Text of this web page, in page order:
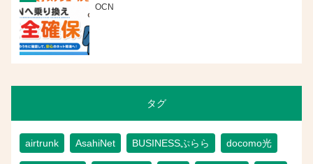
OCN
タグ
airtrunk AsahiNet BUSINESSぷらら docomo光